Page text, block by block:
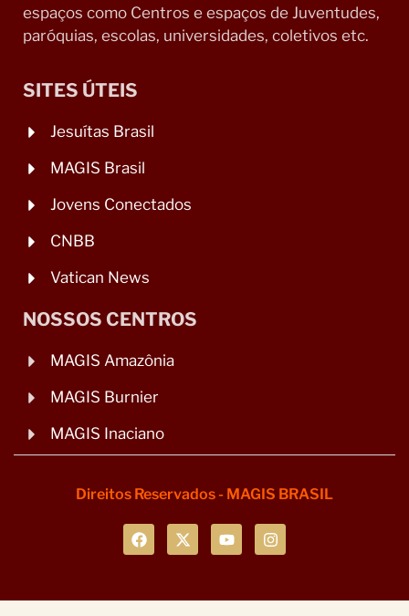
espaços como Centros e espaços de Juventudes,
paróquias, escolas, universidades, coletivos etc.
SITES ÚTEIS
Jesuítas Brasil
MAGIS Brasil
Jovens Conectados
CNBB
Vatican News
NOSSOS CENTROS
MAGIS Amazônia
MAGIS Burnier
MAGIS Inaciano
Direitos Reservados - MAGIS BRASIL